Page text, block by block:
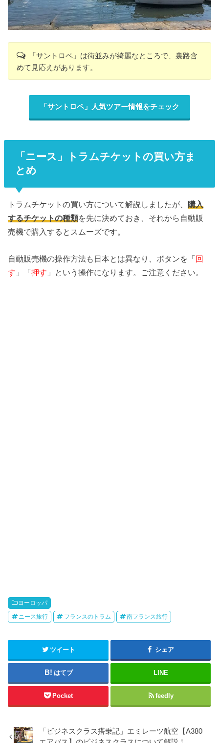
「サントロペ」は街並みが綺麗なところで、裏路含
めて見応えがあります。
「サントロペ」人気ツアー情報をチェック
「ニース」トラムチケットの買い方ま
とめ
トラムチケットの買い方について解説しましたが、購入
するチケットの種類を先に決めておき、それから自動販
売機で購入するとスムーズです。
自動販売機の操作方法も日本とは異なり、ボタンを「回
す 」「押す 」という操作になります。ご注意ください。
ヨーロッパ
ニース旅行 フランスのトラム 南フランス旅行
ツイート シェア
はてブ LINE
Pocket feedly
「ビジネスクラス搭乗記」エミレーツ航空【A380